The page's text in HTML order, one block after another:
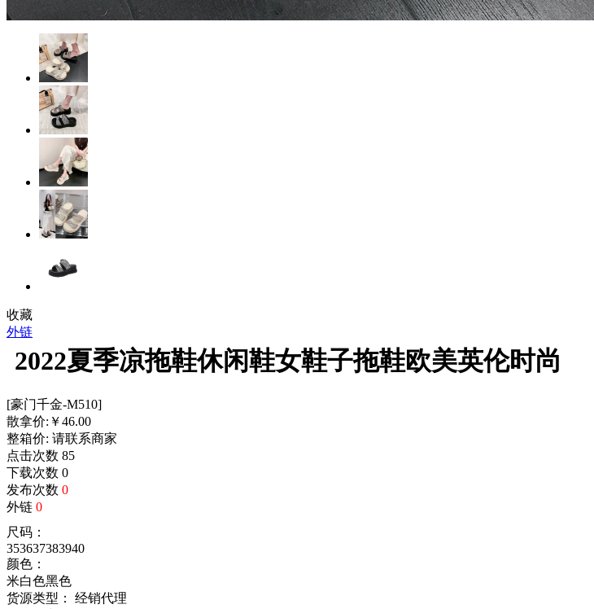
收藏
外链
2022夏季凉拖鞋休闲鞋女鞋子拖鞋欧美英伦时尚
[豪门千金-M510]
散拿价: ￥46.00
整箱价: 请联系商家
点击次数 85
下载次数 0
发布次数 0
外链 0
尺码：
353637383940
颜色：
米白色黑色
货源类型： 经销代理